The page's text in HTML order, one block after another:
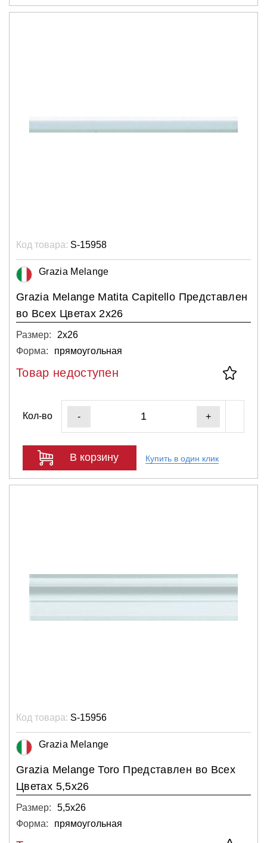
Код товара: S-15958
Grazia Melange
Grazia Melange Matita Capitello Представлен
во Всех Цветах 2x26
Размер:
2х26
Форма:
прямоугольная
Товар недоступен
Кол-во - +
В корзину Купить в один клик
Код товара: S-15956
Grazia Melange
Grazia Melange Toro Представлен во Всех
Цветах 5,5x26
Размер:
5,5х26
Форма:
прямоугольная